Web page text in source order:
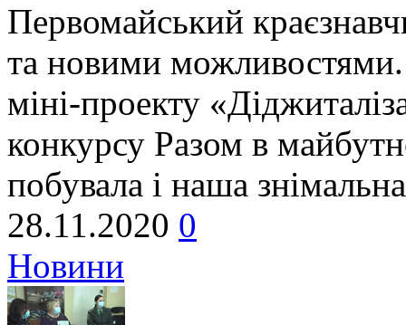
Первомайський
та новими
міні-проекту
конкурсу Разом в
побувала і наша
28.11.2020 0
Новини